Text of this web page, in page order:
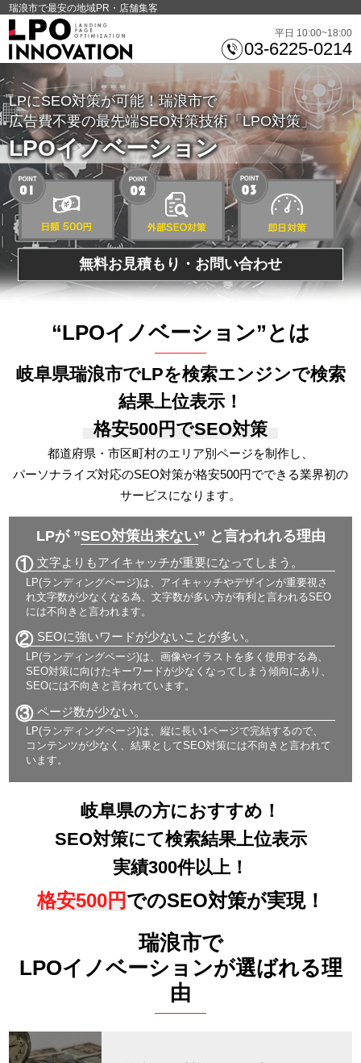
瑞浪市で最安の地域PR・店舗集客
平日 10:00~18:00
03-6225-0214
LPにSEO対策が可能！瑞浪市で
広告費不要の最先端SEO対策技術「LPO対策」
LPOイノベーション
無料お見積もり・お問い合わせ
“LPOイノベーション”とは
岐阜県瑞浪市でLPを検索エンジンで検索
結果上位表示！
格安500円でSEO対策
都道府県・市区町村のエリア別ページを制作し、
パーソナライズ対応のSEO対策が格安500円でできる業界初の
サービスになります。
LPが ”SEO対策出来ない” と言われれる理由
① 文字よりもアイキャッチが重要になってしまう。
LP(ランディングページ)は、アイキャッチやデザインが重要視さ
れ文字数が少なくなる為、文字数が多い方が有利と言われるSEO
には不向きと言われます。
② SEOに強いワードが少ないことが多い。
LP(ランディングページ)は、画像やイラストを多く使用する為、
SEO対策に向けたキーワードが少なくなってしまう傾向にあり、
SEOには不向きと言われています。
③ ページ数が少ない。
LP(ランディングページ)は、縦に長い1ページで完結するので、
コンテンツが少なく、結果としてSEO対策には不向きと言われて
います。
岐阜県の方におすすめ！
SEO対策にて検索結果上位表示
実績300件以上！
格安500円でのSEO対策が実現！
瑞浪市で
LPOイノベーションが選ばれる理
由